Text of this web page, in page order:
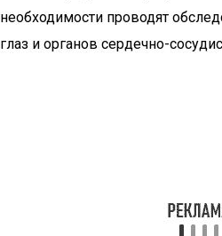
необходимости проводят
глаз и органов сердечно-